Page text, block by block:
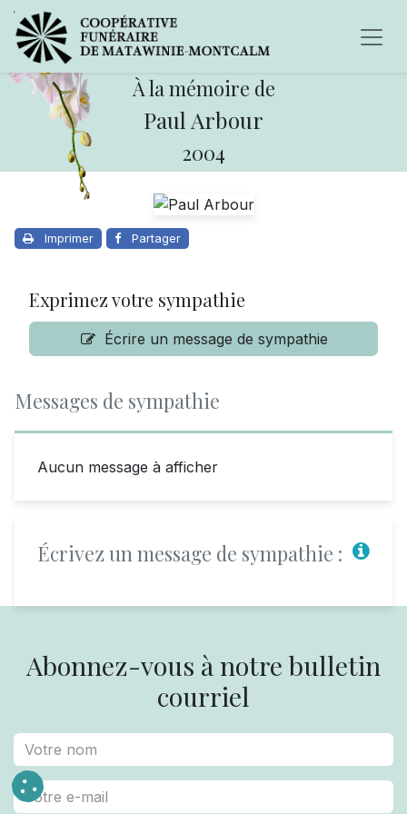
À la mémoire de
Paul Arbour
2004
Imprimer Partager
Exprimez votre sympathie
Écrire un message de sympathie
Messages de sympathie
Aucun message à afficher
Écrivez un message de sympathie :
Abonnez-vous à notre bulletin
courriel